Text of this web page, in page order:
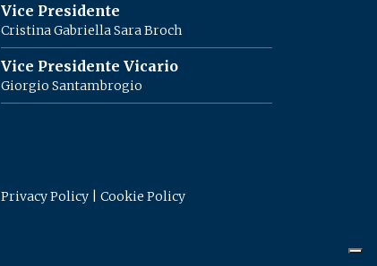
Vice Presidente
Cristina Gabriella Sara Broch
Vice Presidente Vicario
Giorgio Santambrogio
Privacy Policy |Cookie Policy